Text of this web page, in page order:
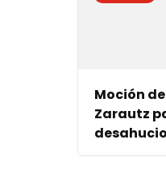
Moción
Zarautz